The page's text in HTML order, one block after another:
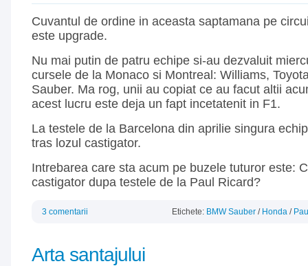
Cuvantul de ordine in aceasta saptamana pe
este upgrade.
Nu mai putin de patru echipe si-au dezvaluit
cursele de la Monaco si Montreal: Williams,
Sauber. Ma rog, unii au copiat ce au facut altii
acest lucru este deja un fapt incetatenit in F1.
La testele de la Barcelona din aprilie singura
tras lozul castigator.
Intrebarea care sta acum pe buzele tuturor este:
castigator dupa testele de la Paul Ricard?
3 comentarii Etichete: BMW Sauber / Honda /
Arta santajului